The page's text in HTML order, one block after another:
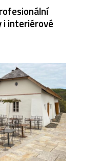
i interiérové